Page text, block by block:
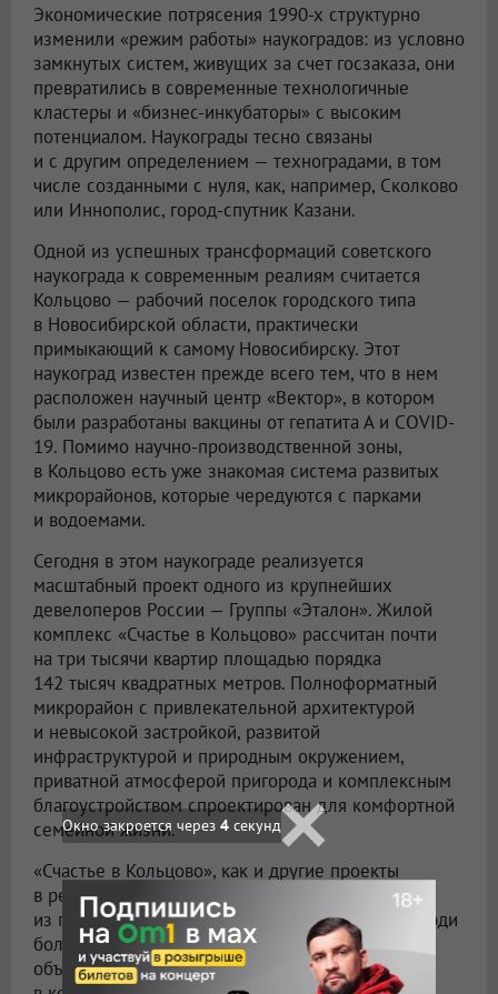
Экономические потрясения 1990-х структурно
изменили «режим работы» наукоградов: из условно
замкнутых систем, живущих за счет госзаказа, они
превратились в современные технологичные
кластеры и «бизнес-инкубаторы» с высоким
потенциалом. Наукограды тесно связаны
и с другим определением — техноградами, в том
числе созданными с нуля, как, например, Сколково
или Иннополис, город-спутник Казани.
Одной из успешных трансформаций советского
наукограда к современным реалиям считается
Кольцово — рабочий поселок городского типа
в Новосибирской области, практически
примыкающий к самому Новосибирску. Этот
наукоград известен прежде всего тем, что в нем
расположен научный центр «Вектор», в котором
были разработаны вакцины от гепатита А и COVID-
19. Помимо научно-производственной зоны,
в Кольцово есть уже знакомая система развитых
микрорайонов, которые чередуются с парками
и водоемами.
Сегодня в этом наукограде реализуется
масштабный проект одного из крупнейших
девелоперов России — Группы «Эталон». Жилой
комплекс «Счастье в Кольцово» рассчитан почти
на три тысячи квартир площадью порядка
142 тысяч квадратных метров. Полноформатный
микрорайон с привлекательной архитектурой
и невысокой застройкой, развитой
инфраструктурой и природным окружением,
приватной атмосферой пригорода и комплексным
благоустройством спроектирован для комфортной
семейной жизни.
«Счастье в Кольцово», как и другие проекты
в региональных наукоградах, отражают один
из главных трендов на рынке недвижимости. Люди
больше не страдают «централизацией» и готовы
объективно оценивать локации «на периферии»,
Окно закроется через 2 секунд